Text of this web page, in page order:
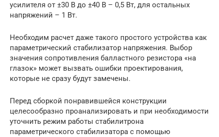
усилителя от ±30 В до ±40 В – 0,5 Вт, для остальных
напряжений – 1 Вт.
Необходим расчет даже такого простого устройства как
параметрический стабилизатор напряжения. Выбор
значения сопротивления балластного резистора «на
глазок» может вызвать ошибки проектирования,
которые не сразу будут замечены.
Перед сборкой понравившейся конструкции
целесообразно проанализировать и при необходимости
уточнить режим работы стабилитрона
параметрического стабилизатора с помощью